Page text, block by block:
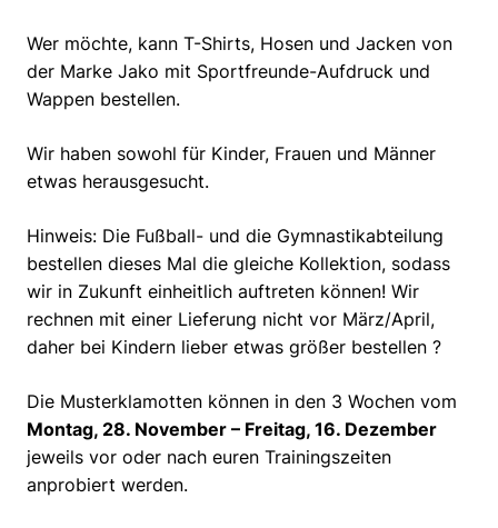
Wer möchte, kann T-Shirts, Hosen und Jacken von
der Marke Jako mit Sportfreunde-Aufdruck und
Wappen bestellen.
Wir haben sowohl für Kinder, Frauen und Männer
etwas herausgesucht.
Hinweis: Die Fußball- und die Gymnastikabteilung
bestellen dieses Mal die gleiche Kollektion, sodass
wir in Zukunft einheitlich auftreten können! Wir
rechnen mit einer Lieferung nicht vor März/April,
daher bei Kindern lieber etwas größer bestellen ?
Die Musterklamotten können in den 3 Wochen vom
Montag, 28. November – Freitag, 16. Dezember
jeweils vor oder nach euren Trainingszeiten
anprobiert werden.